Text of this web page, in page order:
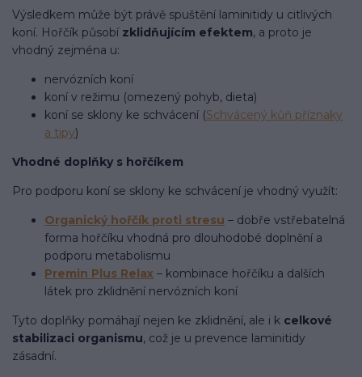
Výsledkem může být právě spuštění laminitidy u citlivých
koní. Hořčík působí zklidňujícím efektem, a proto je
vhodný zejména u:
nervózních koní
koní v režimu (omezený pohyb, dieta)
koní se sklony ke schvácení (Schvácený kůň příznaky
a tipy)
Vhodné doplňky s hořčíkem
Pro podporu koní se sklony ke schvácení je vhodný využít:
Organický hořčík proti stresu – dobře vstřebatelná
forma hořčíku vhodná pro dlouhodobé doplnění a
podporu metabolismu
Premin Plus Relax – kombinace hořčíku a dalších
látek pro zklidnění nervózních koní
Tyto doplňky pomáhají nejen ke zklidnění, ale i k celkové
stabilizaci organismu, což je u prevence laminitidy
zásadní.